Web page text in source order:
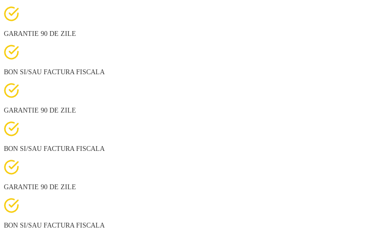
GARANTIE 90 DE ZILE
BON SI/SAU FACTURA FISCALA
GARANTIE 90 DE ZILE
BON SI/SAU FACTURA FISCALA
GARANTIE 90 DE ZILE
BON SI/SAU FACTURA FISCALA